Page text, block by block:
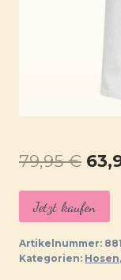
79,95€
Preis
war:
Jetzt kaufen
Artikelnummer:
Kategorien: Hosen,